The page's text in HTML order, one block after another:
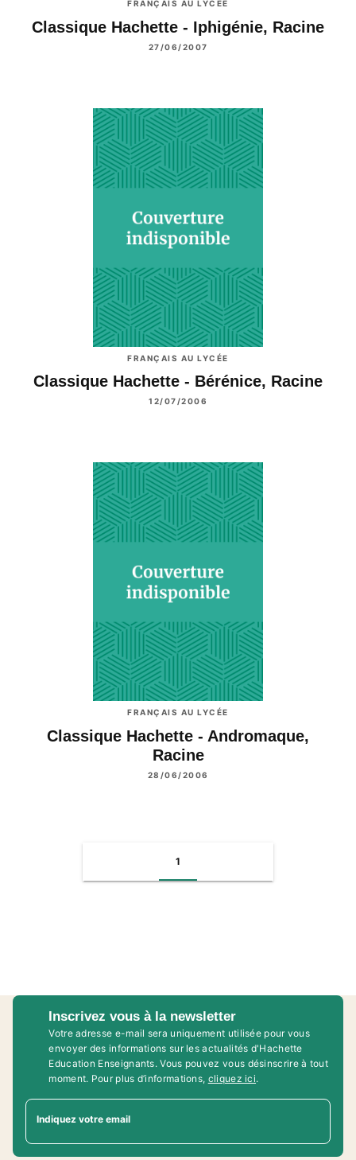
FRANÇAIS AU LYCÉE
Classique Hachette - Iphigénie, Racine
27/06/2007
FRANÇAIS AU LYCÉE
Classique Hachette - Bérénice, Racine
12/07/2006
FRANÇAIS AU LYCÉE
Classique Hachette - Andromaque,
Racine
28/06/2006
1
Inscrivez vous à la newsletter
Votre adresse e-mail sera uniquement utilisée pour vous
envoyer des informations sur les actualités d'Hachette
Education Enseignants. Vous pouvez vous désinscrire à tout
moment. Pour plus d’informations, cliquez ici.
Indiquez votre email